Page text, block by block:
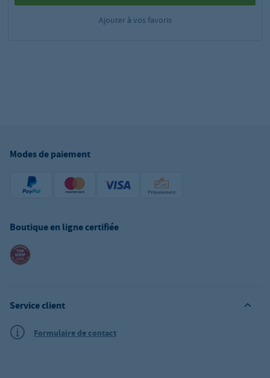
Ajouter à vos favoris
Modes de paiement
Boutique en ligne certifiée
Service client
Formulaire de contact